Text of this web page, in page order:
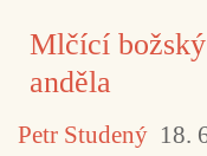
Mlčící
anděla
Petr Studený 18.